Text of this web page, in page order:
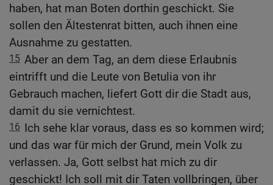
haben, hat man Boten dorthin geschickt. Sie
sollen den Ältestenrat bitten, auch ihnen eine
Ausnahme zu gestatten.
15 Aber an dem Tag, an dem diese Erlaubnis
eintrifft und die Leute von Betulia von ihr
Gebrauch machen, liefert Gott dir die Stadt aus,
damit du sie vernichtest.
16 Ich sehe klar voraus, dass es so kommen wird;
und das war für mich der Grund, mein Volk zu
verlassen. Ja, Gott selbst hat mich zu dir
geschickt! Ich soll mit dir Taten vollbringen, über